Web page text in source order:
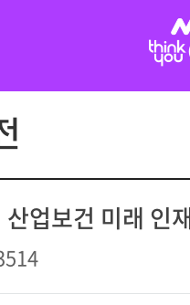
업보건 미래 인